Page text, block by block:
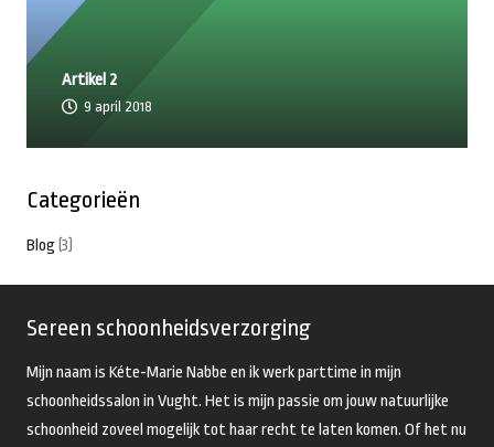
Artikel 2
9 april 2018
Categorieën
Blog (3)
Sereen schoonheidsverzorging
Mijn naam is Kéte-Marie Nabbe en ik werk parttime in mijn
schoonheidssalon in Vught. Het is mijn passie om jouw natuurlijke
schoonheid zoveel mogelijk tot haar recht te laten komen. Of het nu